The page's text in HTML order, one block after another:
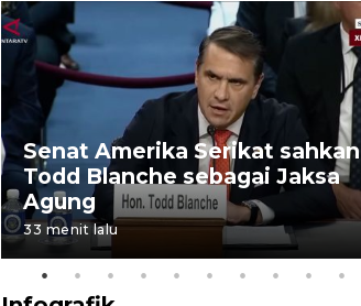
Senat Amerika Serikat sahkan
Todd Blanche sebagai Jaksa
Agung
33 menit lalu